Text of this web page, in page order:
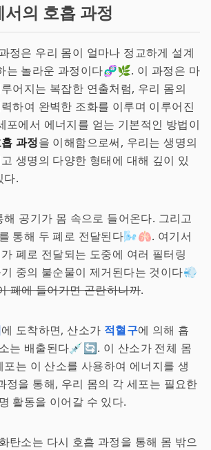
서의 호흡 과정
정은 우리 몸이 얼마나 정교하게 설계
는 놀라운 과정이다🧬🌿. 이 과정은 마
어지는 복잡한 연출처럼, 우리 몸의
하여 완벽한 조화를 이루며 이루어진
에서 에너지를 얻는 기본적인 방법이
과정을 이해함으로써, 우리는 생명의
생명의 다양한 형태에 대해 깊이 있
다.
해 공기가 몸 속으로 들어온다. 그리고
통해 두 폐로 전달된다🌬️🫁. 여기서
폐로 전달되는 도중에 여러 필터링
중의 불순물이 제거된다는 것이다💨
폐에 들어가면 곤란하니까.
에 도착하면, 산소가 적혈구에 의해 흡
는 배출된다💉🔄. 이 산소가 전체 몸
는 이 산소를 사용하여 에너지를 생
을 통해, 우리 몸의 각 세포는 필요한
활동을 이어갈 수 있다.
탄소는 다시 호흡 과정을 통해 몸 밖으